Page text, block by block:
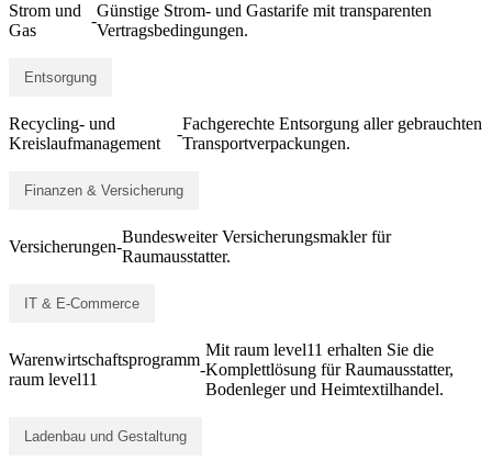
Strom und
Gas
-
Günstige Strom- und Gastarife mit transparenten
Vertragsbedingungen.
Entsorgung
Recycling- und
Kreislaufmanagement
-
Fachgerechte Entsorgung aller gebrauchten
Transportverpackungen.
Finanzen & Versicherung
Versicherungen-
Bundesweiter Versicherungsmakler für
Raumausstatter.
IT & E-Commerce
Warenwirtschaftsprogramm
raum level11
-
Mit raum level11 erhalten Sie die
Komplettlösung für Raumausstatter,
Bodenleger und Heimtextilhandel.
Ladenbau und Gestaltung